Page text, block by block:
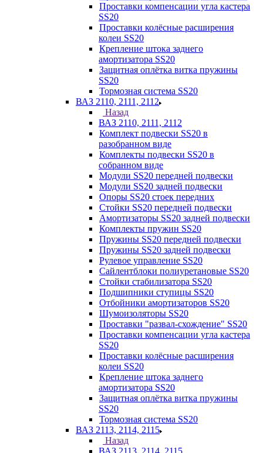
Проставки компенсации угла кастера
SS20
Проставки колёсные расширения
колеи SS20
Крепление штока заднего
амортизатора SS20
Защитная оплётка витка пружины
SS20
Тормозная система SS20
ВАЗ 2110, 2111, 2112
Назад
ВАЗ 2110, 2111, 2112
Комплект подвески SS20 в
разобранном виде
Комплекты подвески SS20 в
собранном виде
Модули SS20 передней подвески
Модули SS20 задней подвески
Опоры SS20 стоек передних
Стойки SS20 передней подвески
Амортизаторы SS20 задней подвески
Комплекты пружин SS20
Пружины SS20 передней подвески
Пружины SS20 задней подвески
Рулевое управление SS20
Сайлентблоки полиуретановые SS20
Стойки стабилизатора SS20
Подшипники ступицы SS20
Отбойники амортизаторов SS20
Шумоизоляторы SS20
Проставки "развал-схождение" SS20
Проставки компенсации угла кастера
SS20
Проставки колёсные расширения
колеи SS20
Крепление штока заднего
амортизатора SS20
Защитная оплётка витка пружины
SS20
Тормозная система SS20
ВАЗ 2113, 2114, 2115
Назад
ВАЗ 2113, 2114, 2115